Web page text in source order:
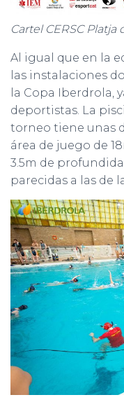
Cartel CERSC Platja
Al igual que en la
las instalaciones
la Copa Iberdrola,
deportistas. La
torneo tiene unas
área de juego de
3.5m de
parecidas a las de